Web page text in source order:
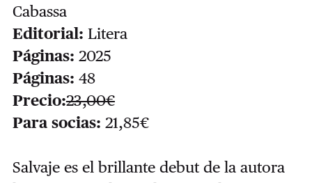
Cabassa
Editorial: Litera
Páginas: 2025
Páginas: 48
Precio:23,00€
Para socias: 21,85€
Salvaje es el brillante debut de la autora